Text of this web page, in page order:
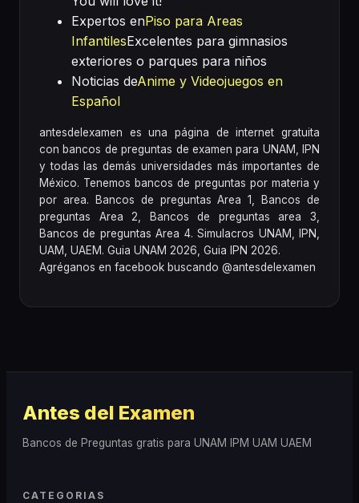
Expertos enPiso para Areas
InfantilesExcelentes para gimnasios
exteriores o parques para niños
Noticias deAnime y Videojuegos en
Español
antesdelexamen es una página de internet gratuita
con bancos de preguntas de examen para UNAM, IPN
y todas las demás universidades más importantes de
México. Tenemos bancos de preguntas por materia y
por area. Bancos de preguntas Area 1, Bancos de
preguntas Area 2, Bancos de preguntas area 3,
Bancos de preguntas Area 4. Simulacros UNAM, IPN,
UAM, UAEM. Guia UNAM 2026, Guia IPN 2026.
Agréganos en facebook buscando @antesdelexamen
Antes del Examen
Bancos de Preguntas gratis para UNAM IPM UAM UAEM
CATEGORIAS